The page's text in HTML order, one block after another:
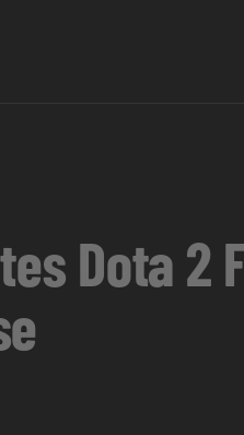
Dota 2